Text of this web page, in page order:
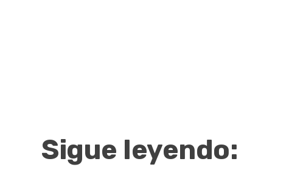
Sigue leyendo: